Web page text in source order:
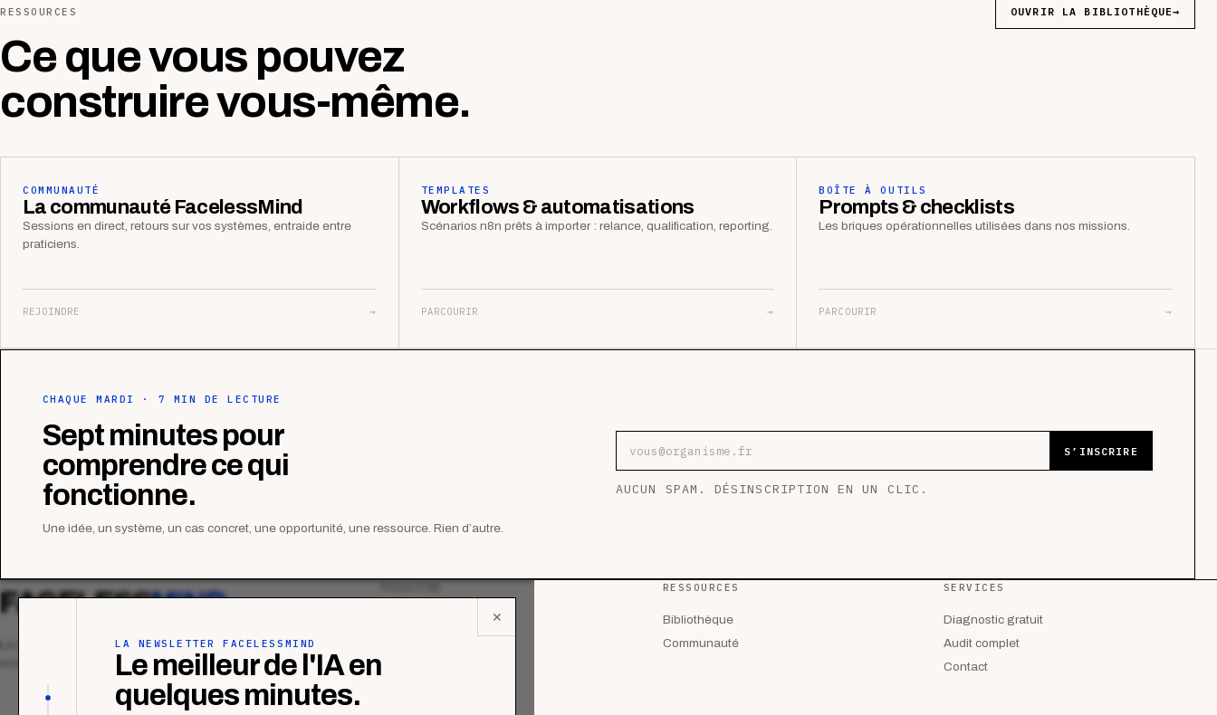
RESSOURCES
Ce que vous pouvez
construire vous-même.
OUVRIR LA BIBLIOTHÈQUE→
COMMUNAUTÉ
La communauté FacelessMind
Sessions en direct, retours sur vos systèmes, entraide entre
praticiens.
REJOINDRE →
TEMPLATES
Workflows & automatisations
Scénarios n8n prêts à importer : relance, qualification, reporting.
PARCOURIR →
BOÎTE À OUTILS
Prompts & checklists
Les briques opérationnelles utilisées dans nos missions.
PARCOURIR →
CHAQUE MARDI · 7 MIN DE LECTURE
Sept minutes pour
comprendre ce qui
fonctionne.
Une idée, un système, un cas concret, une opportunité, une ressource. Rien d’autre.
S’INSCRIRE
AUCUN SPAM. DÉSINSCRIPTION EN UN CLIC.
✕
LA NEWSLETTER FACELESSMIND
Le meilleur de l'IA en
quelques minutes.
FACELESSMIND
Le média qui mesurent la performance
commerciale des organismes de formation.
RESSOURCES
Bibliothèque
Communauté
SERVICES
Diagnostic gratuit
Audit complet
Contact